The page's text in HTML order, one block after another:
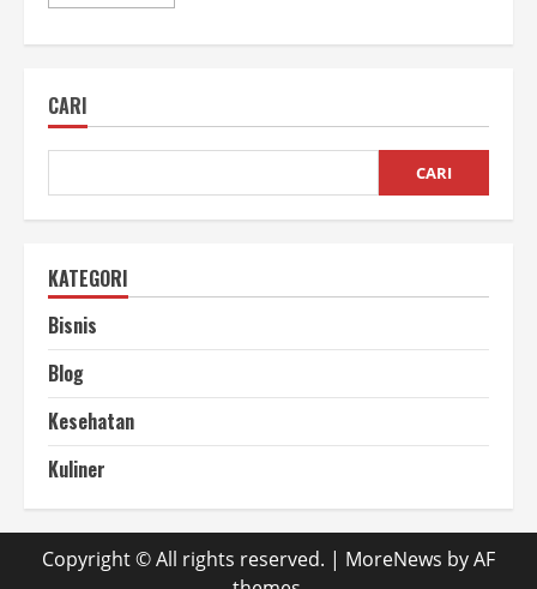
Domba
CARI
CARI
KATEGORI
Bisnis
Blog
Kesehatan
Kuliner
Copyright © All rights reserved. | MoreNews by AF